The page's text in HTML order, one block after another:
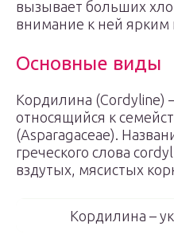
вызывает больших
внимание к ней ярким
Основные виды
Кордилина (Cordyline)
относящийся к
(Asparagaceae).
греческого слова
вздутых, мясистых
Кордилина –